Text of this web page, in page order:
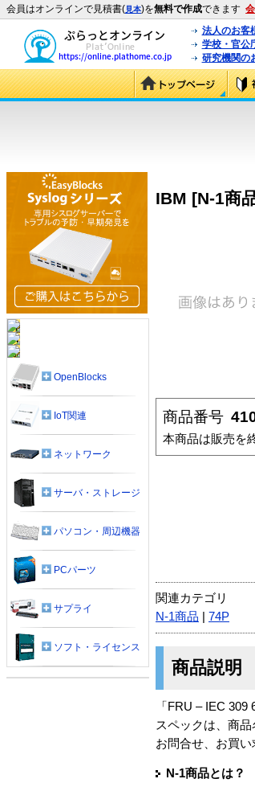
会員はオンラインで見積書(見本)を無料で作成できます
法人のお客
学校・官公
研究機関の
IBM [N-1商
商品番号
本商品は販売を
関連カテゴリ
N-1商品
74P
商品説明
「FRU – IEC 309
スペックは、商品
お問合せ、お買
N-1商品とは？
OpenBlocks
IoT関連
ネットワーク
サーバ・ストレージ
パソコン・周辺機器
PCパーツ
サプライ
ソフト・ライセンス